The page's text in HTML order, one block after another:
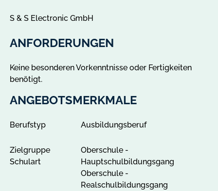
z
S & S Electronic GmbH
ANFORDERUNGEN
Keine besonderen Vorkenntnisse oder Fertigkeiten
benötigt.
ANGEBOTSMERKMALE
Berufstyp Ausbildungsberuf
Zielgruppe
Schulart
Oberschule -
Hauptschulbildungsgang
Oberschule -
Realschulbildungsgang